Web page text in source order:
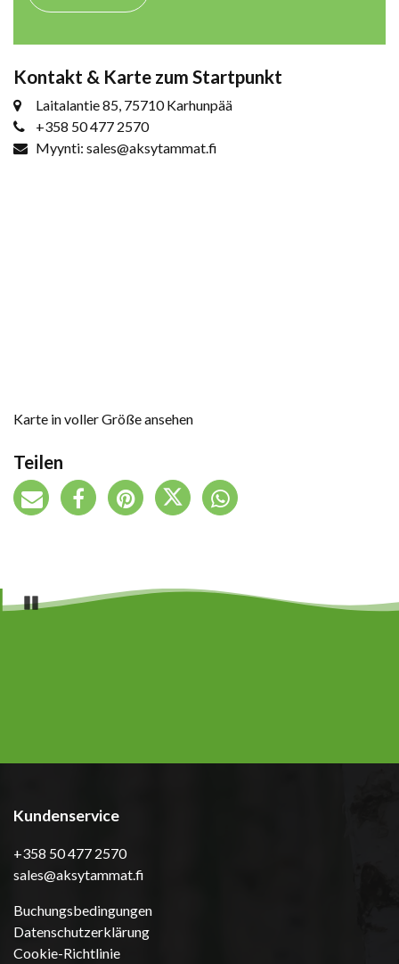
Kontakt & Karte zum Startpunkt
Laitalantie 85, 75710 Karhunpää
+358 50 477 2570
Myynti: sales@aksytammat.fi
Karte in voller Größe ansehen
Teilen
Pause
Kundenservice
+358 50 477 2570
sales@aksytammat.fi
Buchungsbedingungen
Datenschutzerklärung
Cookie-Richtlinie